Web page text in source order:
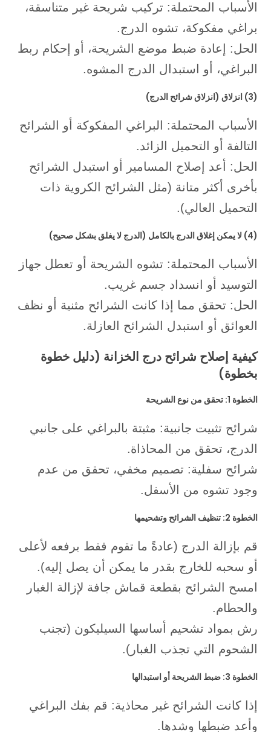
الأسباب المحتملة: تركيب شريحة غير متناسقة،
براغي مفكوكة، تشوه الدرج.
الحل: إعادة ضبط موضع الشريحة، أو إحكام ربط
البراغي، أو استبدال الدرج المشوه.
(3) انزلاق (انزلاق شرائح الدرج)
الأسباب المحتملة: البراغي المفكوكة أو الشرائح
التالفة أو التحميل الزائد.
الحل: أعد إصلاح المسامير أو استبدل الشرائح
بأخرى أكثر متانة (مثل الشرائح الكروية ذات
التحميل العالي).
(4) لا يمكن إغلاق الدرج بالكامل (الدرج لا يغلق بشكل صحيح)
الأسباب المحتملة: تشوه الشريحة أو تعطل جهاز
التوسيد أو انسداد جسم غريب.
الحل: تحقق مما إذا كانت الشرائح مثنية أو نظف
العوائق أو استبدل الشرائح العازلة.
كيفية إصلاح شرائح درج الخزانة (دليل خطوة
بخطوة)
الخطوة 1: تحقق من نوع الشريحة
شرائح تثبيت جانبية: مثبتة بالبراغي على جانبي
الدرج، تحقق من المحاذاة.
شرائح سفلية: تصميم مخفي، تحقق من عدم
وجود تشوه من الأسفل.
الخطوة 2: تنظيف الشرائح وتشحيمها
قم بإزالة الدرج (عادةً ما تقوم فقط برفعه لأعلى
أو سحبه للخارج بقدر ما يمكن أن يصل إليه).
امسح الشرائح بقطعة قماش جافة لإزالة الغبار
والحطام.
رش بمواد تشحيم أساسها السيليكون (تجنب
الشحوم التي تجذب الغبار).
الخطوة 3: ضبط الشريحة أو استبدالها
إذا كانت الشرائح غير محاذية: قم بفك البراغي
وأعد ضبطها وشدها.